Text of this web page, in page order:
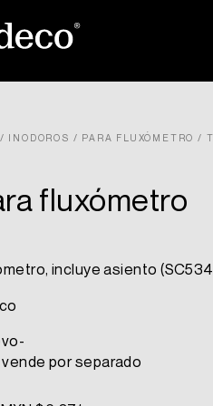
/ INODOROS / PARA FLUXÓMETRO /
fluxómetro
incluye asiento (SC534
por separado